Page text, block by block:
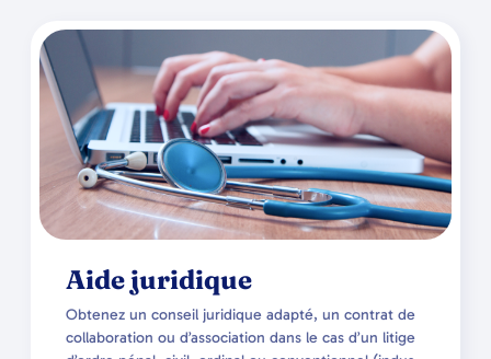
Aide juridique
Obtenez un conseil juridique adapté, un contrat de
collaboration ou d’association dans le cas d’un litige